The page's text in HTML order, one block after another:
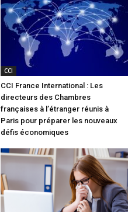
CCI
CCI France International : Les
directeurs des Chambres
françaises à l’étranger réunis à
Paris pour préparer les nouveaux
défis économiques